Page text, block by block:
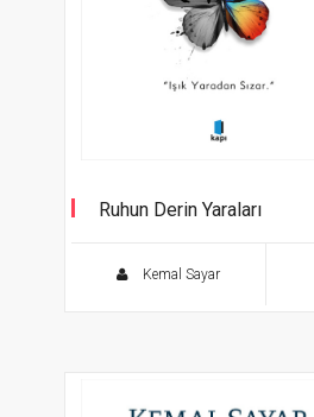
Ruhun Derin Yaraları
Kemal Sayar